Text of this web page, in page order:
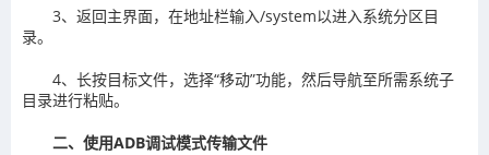
3、返回主界面，在地址栏输入/system以进入系统分区目
录。
4、长按目标文件，选择“移动”功能，然后导航至所需系统子
目录进行粘贴。
二、使用ADB调试模式传输文件